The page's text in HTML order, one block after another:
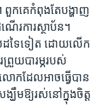
ពួកគេ​កំពុងតែ​បង្ហាញ​
ើរការ​ស្ថាប័ន។
ល​ដទៃ​ទៀត​ ដោយ​លើក​
រួយ​បារម្ភ​របស់​
ោក​ដែល​អាច​ធ្វើ​បាន​
ឃឹម​ឱ្យ​រស់នៅ​ក្នុង​ចិត្ត​